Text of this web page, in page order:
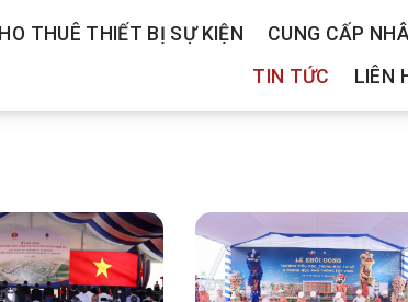
THUÊ THIẾT BỊ SỰ KIỆN
CUNG CẤP
TIN TỨC
LIÊN